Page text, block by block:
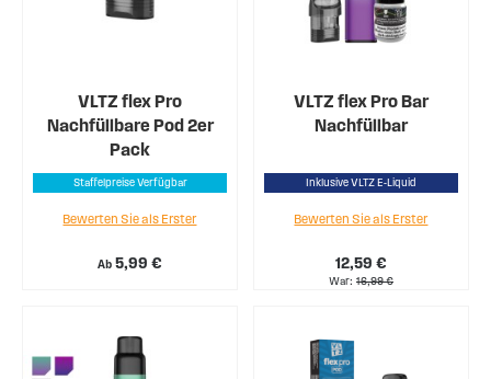
VLTZ flex Pro
Nachfüllbare Pod 2er
Pack
Staffelpreise Verfügbar
Ab 5,99 €
Bewerten Sie als Erster
VLTZ flex Pro Bar
Nachfüllbar
Inklusive VLTZ E-Liquid
12,59 €
War 16,99 €
Bewerten Sie als Erster